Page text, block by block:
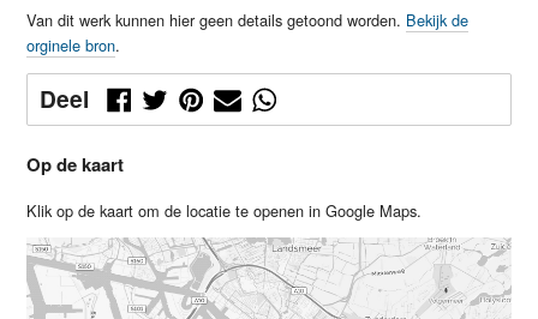
Van dit werk kunnen hier geen details getoond worden. Bekijk de
orginele bron.
Deel
Op de kaart
Klik op de kaart om de locatie te openen in Google Maps.